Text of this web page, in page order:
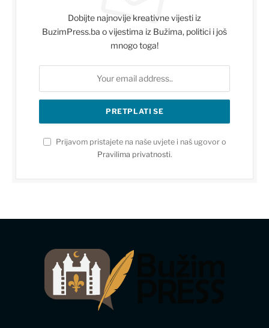
Dobijte najnovije kreativne vijesti iz
BuzimPress.ba o vijestima iz Bužima, politici i još
mnogo toga!
Prijavom pristajete na naše uvjete i naš ugovor o
Pravilima privatnosti.